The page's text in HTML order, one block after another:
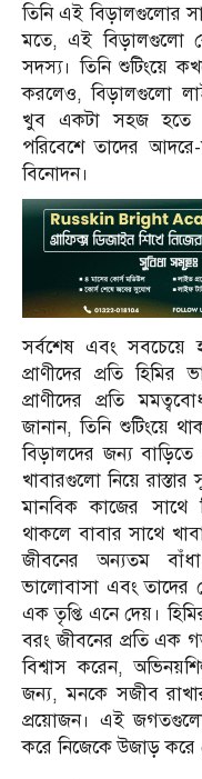
তিনি এই বিড়ালগুলোর
মতে, এই বিড়ালগুলো
সদস্য। তিনি শুটিংয়ে
করলেও, বিড়ালগুলো
খুব একটা সহজ হতে
পরিবেশে তাদের
বিনোদন।
সর্বশেষ এবং সবচেয়ে
প্রাণীদের প্রতি হিমির
প্রাণীদের প্রতি
জানান, তিনি শুটিংয়ে
বিড়ালদের জন্য
খাবারগুলো নিয়ে রাস্তার
মানবিক কাজের সাথে
থাকলে বাবার সাথে
জীবনের অন্যতম
ভালোবাসা এবং তাদের
এক তৃপ্তি এনে দেয়।
বরং জীবনের প্রতি এক
বিশ্বাস করেন,
জন্য, মনকে সজীব
প্রয়োজন। এই
করে নিজেকে উজাড় করে